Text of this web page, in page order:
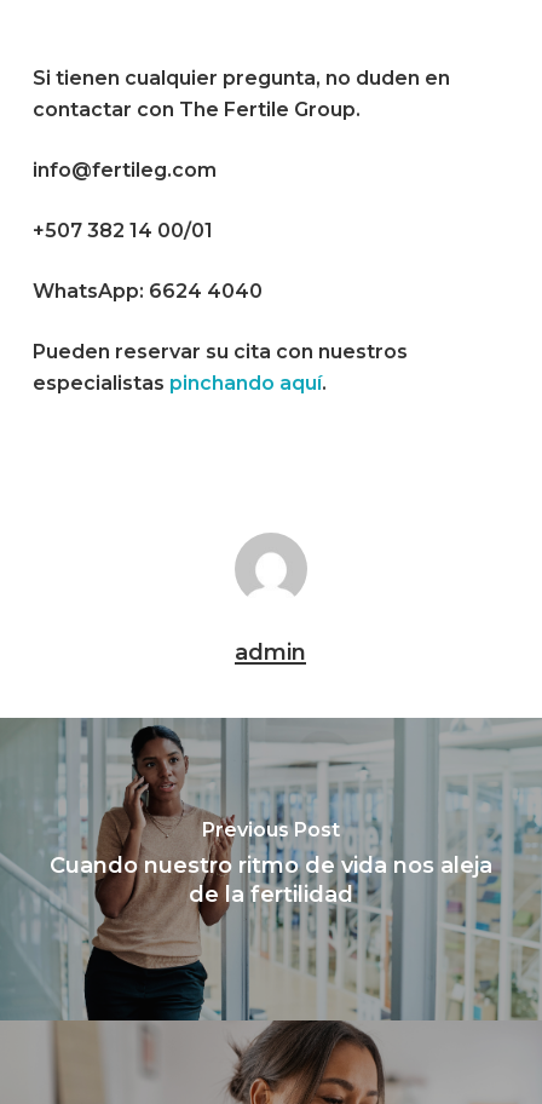
Si tienen cualquier pregunta, no duden en
contactar con The Fertile Group.
info@fertileg.com
+507 382 14 00/01
WhatsApp: 6624 4040
Pueden reservar su cita con nuestros
especialistas pinchando aquí.
admin
Previous Post
Cuando nuestro ritmo de vida nos aleja
de la fertilidad